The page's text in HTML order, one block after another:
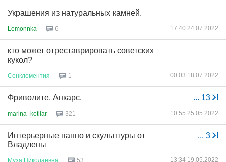
Украшения из натуральных камней.
Lemonnka 6 17:40 24.07.2022
кто может отреставрировать советских
кукол?
Сенклементия 1 00:03 18.07.2022
... 13
Фриволите. Анкарс.
marina_kotliar 321 10:55 25.05.2022
... 3
Интерьерные панно и скульптуры от
Владлены
Муза Николаевна 53 13:34 19.05.2022